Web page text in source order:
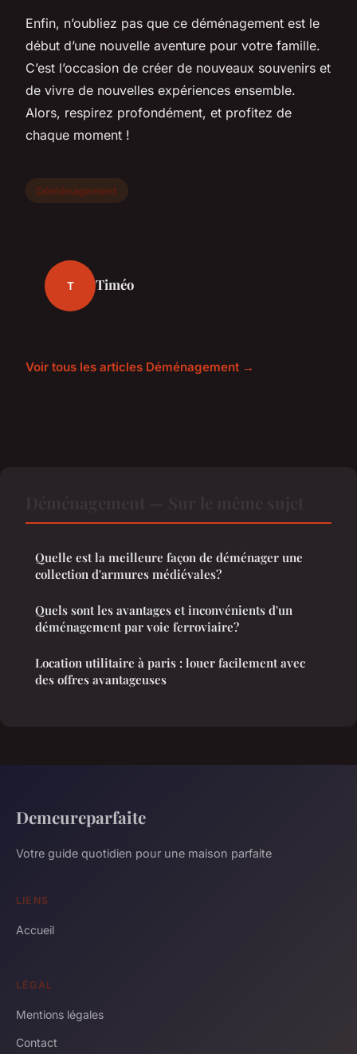
Enfin, n’oubliez pas que ce déménagement est le
début d’une nouvelle aventure pour votre famille.
C’est l’occasion de créer de nouveaux souvenirs et
de vivre de nouvelles expériences ensemble.
Alors, respirez profondément, et profitez de
chaque moment !
Déménagement
T Timéo
Voir tous les articles Déménagement →
Quelle est la meilleure façon de déménager une
collection d'armures médiévales?
Quels sont les avantages et inconvénients d'un
déménagement par voie ferroviaire?
Location utilitaire à paris : louer facilement avec
des offres avantageuses
Demeureparfaite
Votre guide quotidien pour une maison parfaite
LIENS
Accueil
LÉGAL
Mentions légales
Contact